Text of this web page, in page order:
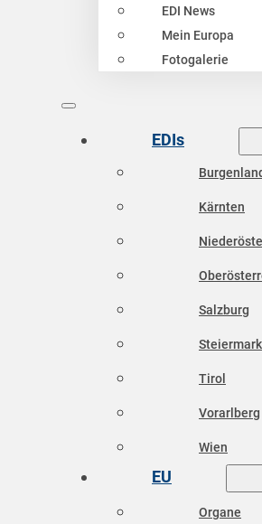
EDI News
Mein Europa
Fotogalerie
EDIs
Kärnten
Salzburg
Steiermark
Tirol
Vorarlberg
Wien
EU
Organe